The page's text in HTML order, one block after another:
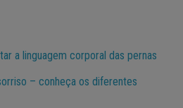
a linguagem corporal das pernas
– conheça os diferentes